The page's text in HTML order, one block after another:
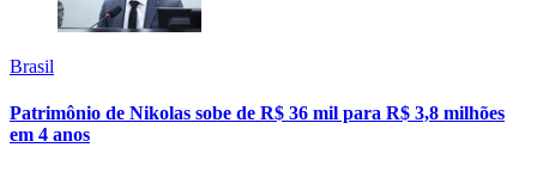
Brasil
Patrimônio de Nikolas sobe de R$ 36 mil para R$ 3,8 milhões
em 4 anos